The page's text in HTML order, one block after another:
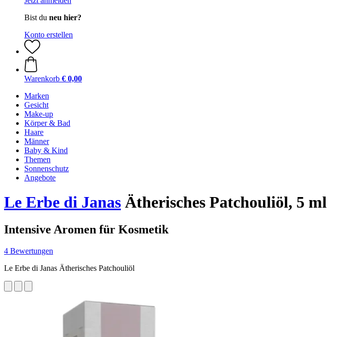
Bist du neu hier?
Konto erstellen
Warenkorb € 0,00
Marken
Gesicht
Make-up
Körper & Bad
Haare
Männer
Baby & Kind
Themen
Sonnenschutz
Angebote
Le Erbe di Janas Ätherisches Patchouliöl, 5 ml
Intensive Aromen für Kosmetik
4 Bewertungen
Le Erbe di Janas Ätherisches Patchouliöl